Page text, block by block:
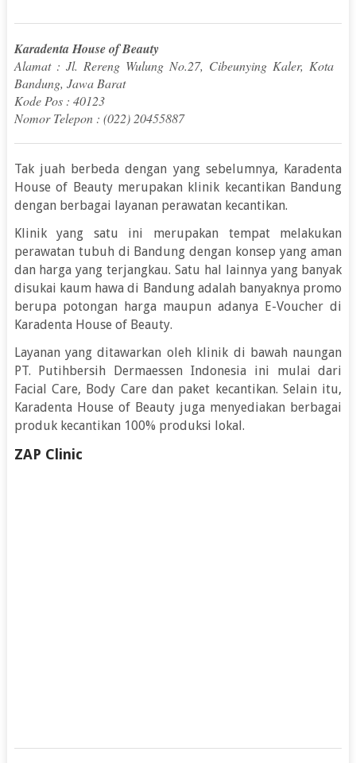
Karadenta House of Beauty
Alamat : Jl. Rereng Wulung No.27, Cibeunying Kaler, Kota
Bandung, Jawa Barat
Kode Pos : 40123
Nomor Telepon : (022) 20455887
Tak juah berbeda dengan yang sebelumnya, Karadenta
House of Beauty merupakan klinik kecantikan Bandung
dengan berbagai layanan perawatan kecantikan.
Klinik yang satu ini merupakan tempat melakukan
perawatan tubuh di Bandung dengan konsep yang aman
dan harga yang terjangkau. Satu hal lainnya yang banyak
disukai kaum hawa di Bandung adalah banyaknya promo
berupa potongan harga maupun adanya E-Voucher di
Karadenta House of Beauty.
Layanan yang ditawarkan oleh klinik di bawah naungan
PT. Putihbersih Dermaessen Indonesia ini mulai dari
Facial Care, Body Care dan paket kecantikan. Selain itu,
Karadenta House of Beauty juga menyediakan berbagai
produk kecantikan 100% produksi lokal.
ZAP Clinic